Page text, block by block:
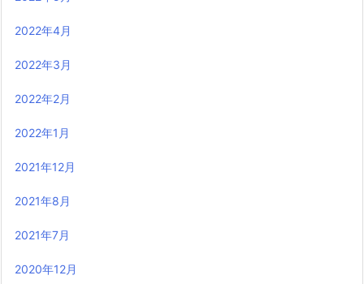
2022年4月
2022年3月
2022年2月
2022年1月
2021年12月
2021年8月
2021年7月
2020年12月